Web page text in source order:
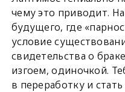
чему это приводит.
будущего, где
условие
свидетельства о
изгоем, одиночкой.
в переработку и